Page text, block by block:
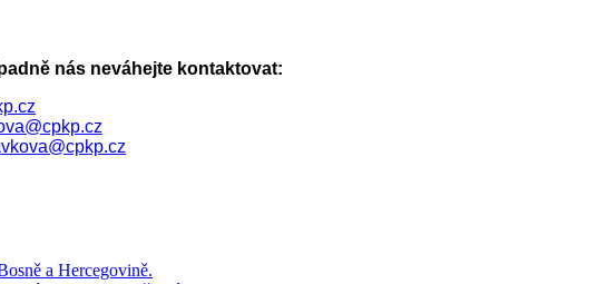
nás neváhejte kontaktovat:
a Hercegovině.